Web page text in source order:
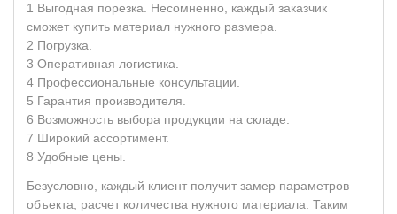
Выгодная порезка. Несомненно, каждый заказчик
сможет купить материал нужного размера.
Погрузка.
Оперативная логистика.
Профессиональные консультации.
Гарантия производителя.
Возможность выбора продукции на складе.
Широкий ассортимент.
Удобные цены.
Безусловно, каждый клиент получит замер параметров
объекта, расчет количества нужного материала. Таким